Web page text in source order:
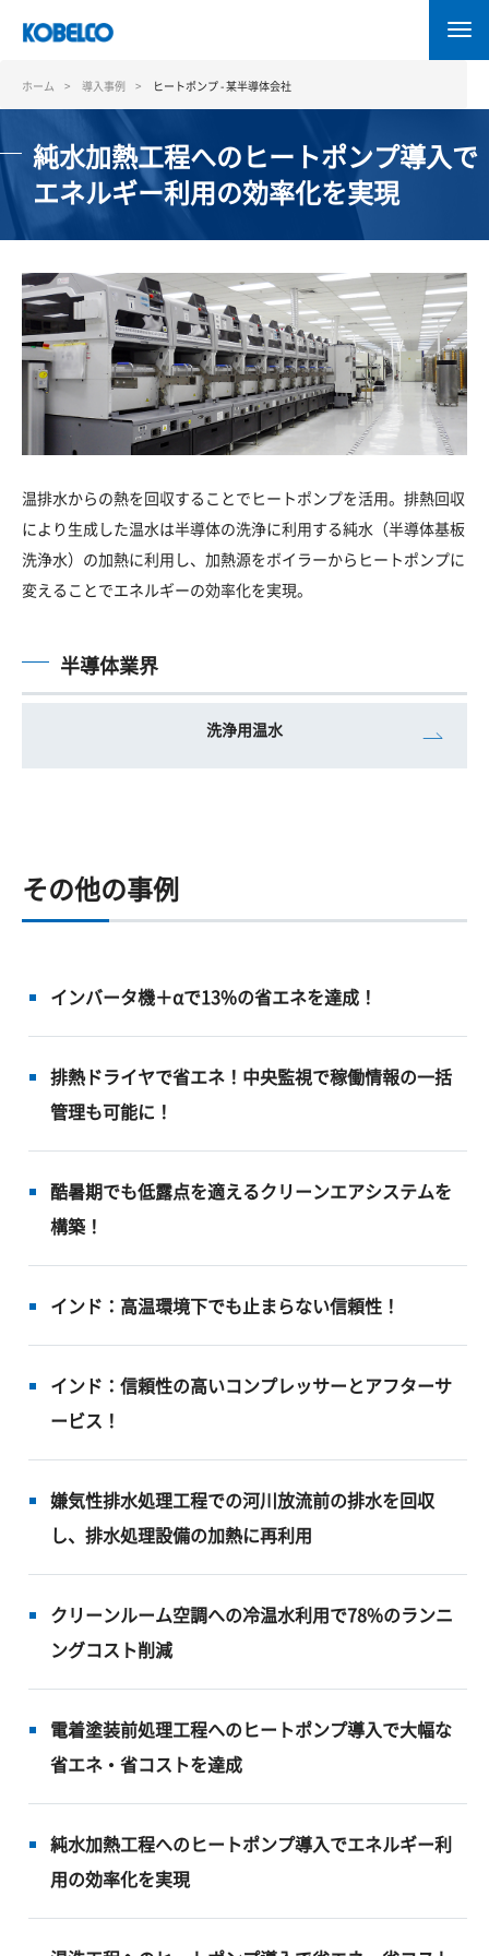
ン
ン
ツ
に
ホーム 導入事例 ヒートポンプ - 某半導体会社
純水加熱工程へのヒートポンプ導入で
エネルギー利用の効率化を実現
温排水からの熱を回収することでヒートポンプを活用。排熱回収
により生成した温水は半導体の洗浄に利用する純水（半導体基板
洗浄水）の加熱に利用し、加熱源をボイラーからヒートポンプに
変えることでエネルギーの効率化を実現。
半導体業界
洗浄用温水
その他の事例
インバータ機＋αで13%の省エネを達成！
排熱ドライヤで省エネ！中央監視で稼働情報の一括
管理も可能に！
酷暑期でも低露点を適えるクリーンエアシステムを
構築！
インド：高温環境下でも止まらない信頼性！
インド：信頼性の高いコンプレッサーとアフターサ
ービス！
嫌気性排水処理工程での河川放流前の排水を回収
し、排水処理設備の加熱に再利用
クリーンルーム空調への冷温水利用で78%のランニ
ングコスト削減
電着塗装前処理工程へのヒートポンプ導入で大幅な
省エネ・省コストを達成
純水加熱工程へのヒートポンプ導入でエネルギー利
用の効率化を実現